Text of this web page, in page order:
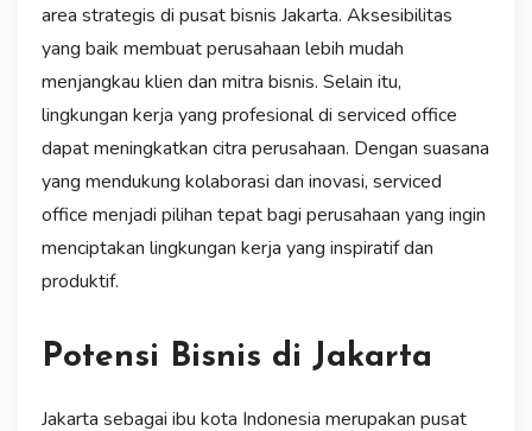
area strategis di pusat bisnis Jakarta. Aksesibilitas
yang baik membuat perusahaan lebih mudah
menjangkau klien dan mitra bisnis. Selain itu,
lingkungan kerja yang profesional di serviced office
dapat meningkatkan citra perusahaan. Dengan suasana
yang mendukung kolaborasi dan inovasi, serviced
office menjadi pilihan tepat bagi perusahaan yang ingin
menciptakan lingkungan kerja yang inspiratif dan
produktif.
Potensi Bisnis di Jakarta
Jakarta sebagai ibu kota Indonesia merupakan pusat